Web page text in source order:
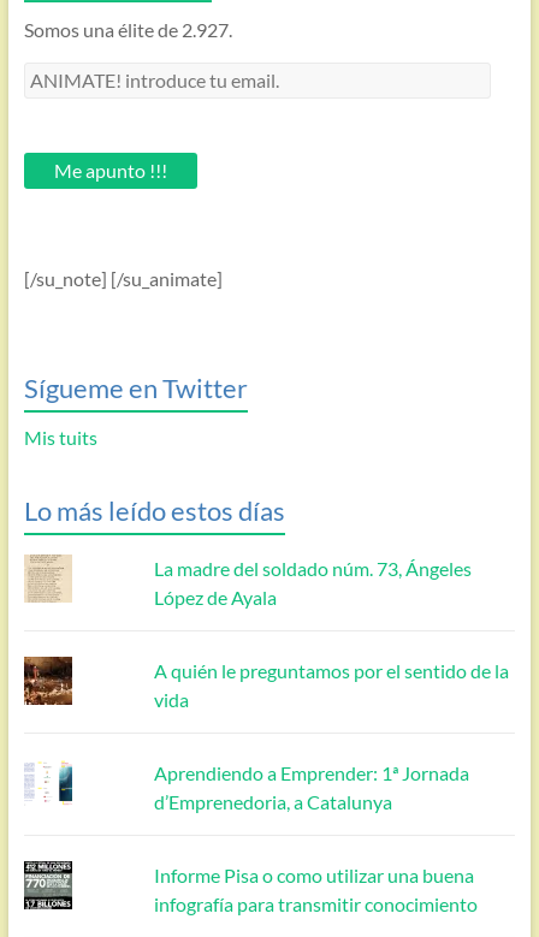
Somos una élite de 2.927.
ANIMATE!
email.Me apunto !!!
[/su_note] [/su_animate]
Sígueme en Twitter
Mis tuits
Lo más leído estos días
La madre del soldado núm. 73, Ángeles
López de Ayala
A quién le preguntamos por el sentido de la
vida
Aprendiendo a Emprender: 1ª Jornada
d’Emprenedoria, a Catalunya
Informe Pisa o como utilizar una buena
infografía para transmitir conocimiento